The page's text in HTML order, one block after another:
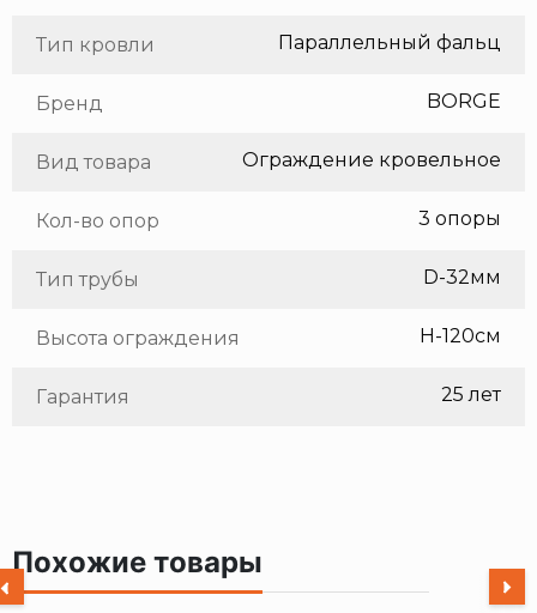
Тип кровли Параллельный фальц
Бренд BORGE
Вид товара Ограждение кровельное
Кол-во опор 3 опоры
Тип трубы D-32мм
Высота ограждения H-120см
Гарантия 25 лет
Похожие товары